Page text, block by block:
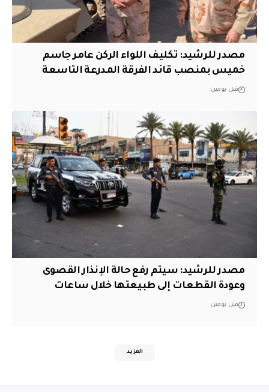
مصدر للرشيد: تكليف اللواء الركن عامر جاسم
خميس بمنصب قائد الفرقة المدرعة التاسعة
قبل يومين
مصدر للرشيد: سيتم رفع حالة الإنذار القصوى
وعودة القطعات إلى طبيعتها خلال ساعات
قبل يومين
المزيد